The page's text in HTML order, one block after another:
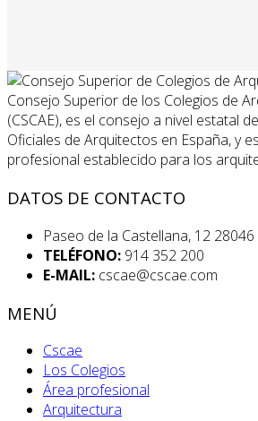
Consejo Superior de los Colegios de
(CSCAE), es el consejo a nivel estatal
Oficiales de Arquitectos en España, y
profesional establecido para los
DATOS DE CONTACTO
Paseo de la Castellana, 12
TELÉFONO: 914 352 200
E-MAIL: cscae@cscae.com
MENÚ
Cscae
Los Colegios
Área profesional
Arquitectura